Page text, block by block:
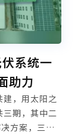
系统一
助力
，用太阳之
三期，其中二
方案，三期